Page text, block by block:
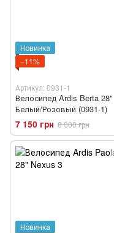
Новинка
−11%
Артикул: 0931-1
Велосипед Ardis Berta 28"
Белый/Розовый (0931-1)
7 150 грн 8 000 грн
Новинка